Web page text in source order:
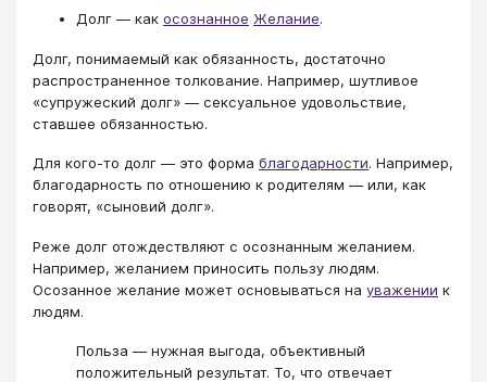
Долг — как осознанное Желание.
Долг, понимаемый как обязанность, достаточно
распространенное толкование. Например, шутливое
«супружеский долг» — сексуальное удовольствие,
ставшее обязанностью.
Для кого-то долг — это форма благодарности. Например,
благодарность по отношению к родителям — или, как
говорят, «сыновий долг».
Реже долг отождествляют с осознанным желанием.
Например, желанием приносить пользу людям.
Осозанное желание может основываться на уважении к
людям.
Польза — нужная выгода, объективный
положительный результат. То, что отвечает